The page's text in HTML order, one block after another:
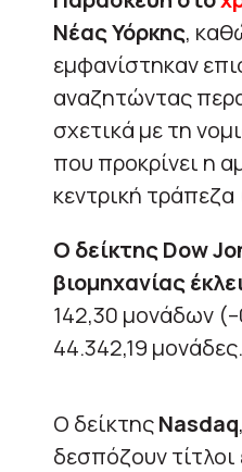
Νέας Υόρκης,
εμφανίστηκαν
αναζητώντας
σχετικά με τη
που προκρίνει η
κεντρική
Ο δείκτης Dow
βιομηχανίας
142,30 μονάδων
44.342,19 μονάδες.
Ο δείκτηςNasdaq
δεσπόζουν τίτλοι